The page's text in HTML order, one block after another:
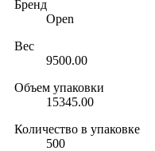
Бренд
Open
Вес
9500.00
Объем упаковки
15345.00
Количество в упаковке
500